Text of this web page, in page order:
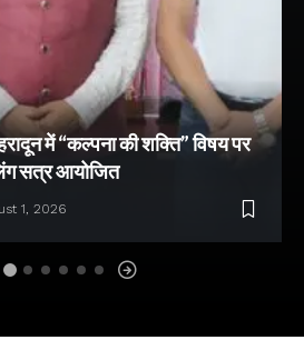
में “कल्पना की शक्ति” विषय पर
सत्र आयोजित
1, 2026